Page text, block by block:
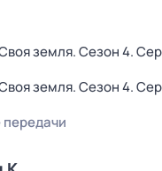
земля. Сезон 4.
земля. Сезон 4.